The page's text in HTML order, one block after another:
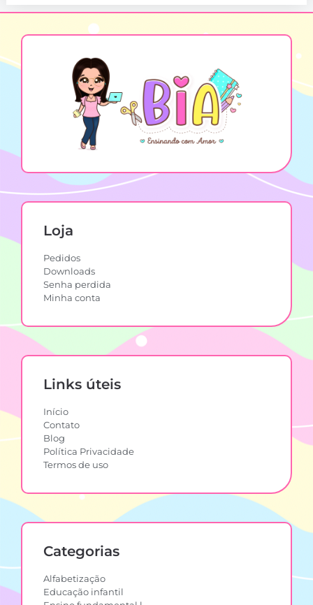
Loja
Pedidos
Downloads
Senha perdida
Minha conta
Links úteis
Início
Contato
Blog
Política Privacidade
Termos de uso
Categorias
Alfabetização
Educação infantil